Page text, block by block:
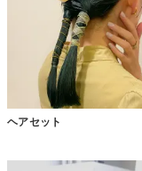
ヘアセット